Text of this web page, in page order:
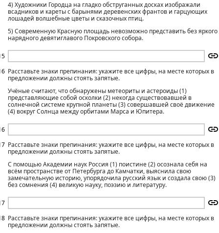
4) Художники Городца на гладко обструганных досках изображали
всадников и кареты с барынями деревенских франтов и гарцующих
лошадей волшебные цветы и сказочных птиц.
5) Современную Красную площадь невозможно представить без яркого
нарядного девятиглавого Покровского собора.
Расставьте знаки препинания: укажите все цифры, на месте которых в
предложении должны стоять запятые.
Учёные считают, что обнаружены метеориты и астероиды (1)
представляющие собой осколки (2) некогда существовавшей в
солнечной системе крупной планеты (3) совершавшей своё движение
(4) вокруг Солнца между орбитами Марса и Юпитера.
Расставьте знаки препинания: укажите все цифры, на месте которых в
предложении должны стоять запятые.
С помощью Академии наук Россия (1) поистине (2) осознала себя на
всём пространстве от Петербурга до Камчатки, выяснила свою
замечательную историю, упорядочила русский язык и создала свою (3)
без сомнения (4) великую науку, поэзию и литературу.
Расставьте знаки препинания: укажите все цифры, на месте которых в
предложении должны стоять запятые.